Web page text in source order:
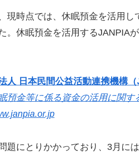
現時点では、休眠預金を活用
。休眠預金を活用するJANPIA
人 日本民間公益活動連携機構（
預金等に係る資金の活用に関
題にとりかかっており、3月に